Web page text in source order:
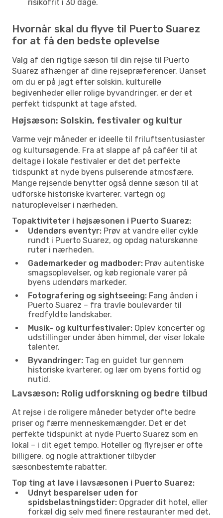
risikofrit i 30 dage.
Hvornår skal du flyve til Puerto Suarez
for at få den bedste oplevelse
Valg af den rigtige sæson til din rejse til Puerto
Suarez afhænger af dine rejsepræferencer. Uanset
om du er på jagt efter solskin, kulturelle
begivenheder eller rolige byvandringer, er der et
perfekt tidspunkt at tage afsted.
Højsæson: Solskin, festivaler og kultur
Varme vejr måneder er ideelle til friluftsentusiaster
og kultursøgende. Fra at slappe af på caféer til at
deltage i lokale festivaler er det det perfekte
tidspunkt at nyde byens pulserende atmosfære.
Mange rejsende benytter også denne sæson til at
udforske historiske kvarterer, vartegn og
naturoplevelser i nærheden.
Topaktiviteter i højsæsonen i Puerto Suarez:
Udendørs eventyr: Prøv at vandre eller cykle
rundt i Puerto Suarez, og opdag naturskønne
ruter i nærheden.
Gademarkeder og madboder: Prøv autentiske
smagsoplevelser, og køb regionale varer på
byens udendørs markeder.
Fotografering og sightseeing: Fang ånden i
Puerto Suarez – fra travle boulevarder til
fredfyldte landskaber.
Musik- og kulturfestivaler: Oplev koncerter og
udstillinger under åben himmel, der viser lokale
talenter.
Byvandringer: Tag en guidet tur gennem
historiske kvarterer, og lær om byens fortid og
nutid.
Lavsæson: Rolig udforskning og bedre tilbud
At rejse i de roligere måneder betyder ofte bedre
priser og færre menneskemængder. Det er det
perfekte tidspunkt at nyde Puerto Suarez som en
lokal – i dit eget tempo. Hoteller og flyrejser er ofte
billigere, og nogle attraktioner tilbyder
sæsonbestemte rabatter.
Top ting at lave i lavsæsonen i Puerto Suarez:
Udnyt besparelser uden for
spidsbelastningstider: Opgrader dit hotel, eller
forkæl dig selv med finere restauranter med det,